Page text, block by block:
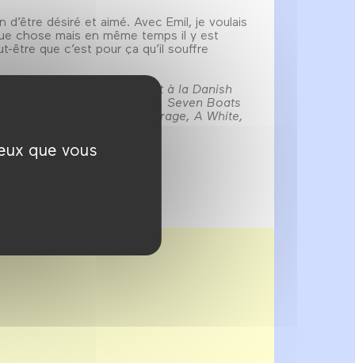
que vous
d’être désiré et aimé. Avec Emil, je voulais
chose mais en même temps il y est
être que c’est pour ça qu’il souffre
vers le cinéma en entrant à la Danish
dernier court métrage, Seven Boats
son deuxième long métrage, A White,